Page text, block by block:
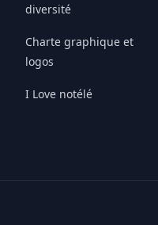
diversité
Charte graphique et
logos
I Love notélé